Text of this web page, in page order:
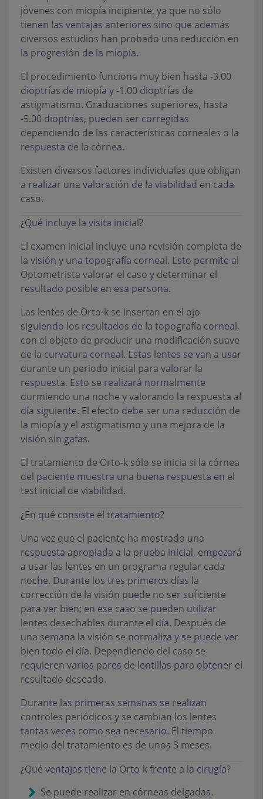
jóvenes con miopía incipiente, ya que no sólo
tienen las ventajas anteriores sino que además
diversos estudios han probado una reducción en
la progresión de la miopía.
El procedimiento funciona muy bien hasta -3.00
dioptrías de miopía y -1.00 dioptrías de
astigmatismo. Graduaciones superiores, hasta
-5.00 dioptrías, pueden ser corregidas
dependiendo de las características corneales o la
respuesta de la córnea.
Existen diversos factores individuales que obligan
a realizar una valoración de la viabilidad en cada
caso.
¿Qué incluye la visita inicial?
El examen inicial incluye una revisión completa de
la visión y una topografía corneal. Esto permite al
Optometrista valorar el caso y determinar el
resultado posible en esa persona.
Las lentes de Orto-k se insertan en el ojo
siguiendo los resultados de la topografía corneal,
con el objeto de producir una modificación suave
de la curvatura corneal. Estas lentes se van a usar
durante un periodo inicial para valorar la
respuesta. Esto se realizará normalmente
durmiendo una noche y valorando la respuesta al
día siguiente. El efecto debe ser una reducción de
la miopía y el astigmatismo y una mejora de la
visión sin gafas.
El tratamiento de Orto-k sólo se inicia si la córnea
del paciente muestra una buena respuesta en el
test inicial de viabilidad.
¿En qué consiste el tratamiento?
Una vez que el paciente ha mostrado una
respuesta apropiada a la prueba inicial, empezará
a usar las lentes en un programa regular cada
noche. Durante los tres primeros días la
corrección de la visión puede no ser suficiente
para ver bien; en ese caso se pueden utilizar
lentes desechables durante el día. Después de
una semana la visión se normaliza y se puede ver
bien todo el día. Dependiendo del caso se
requieren varios pares de lentillas para obtener el
resultado deseado.
Durante las primeras semanas se realizan
controles periódicos y se cambian los lentes
tantas veces como sea necesario. El tiempo
medio del tratamiento es de unos 3 meses.
¿Qué ventajas tiene la Orto-k frente a la cirugía?
Se puede realizar en córneas delgadas.